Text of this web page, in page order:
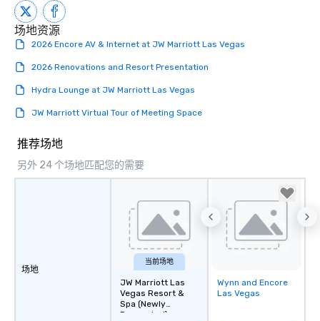
场地资源
2026 Encore AV & Internet at JW Marriott Las Vegas
2026 Renovations and Resort Presentation
Hydra Lounge at JW Marriott Las Vegas
JW Marriott Virtual Tour of Meeting Space
推荐场地
另外 24 个场地匹配您的需要
场地
当前场地
JW Marriott Las
Vegas Resort &
Spa (Newly
Renovated)
Removed from
favorites
Wynn and Encore
Las Vegas